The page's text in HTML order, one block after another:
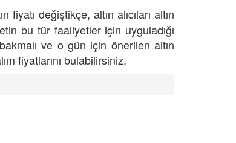
değiştikçe, altın alıcıları altın
bu tür faaliyetler için uyguladığı
ve o gün için önerilen altın
fiyatlarını bulabilirsiniz.